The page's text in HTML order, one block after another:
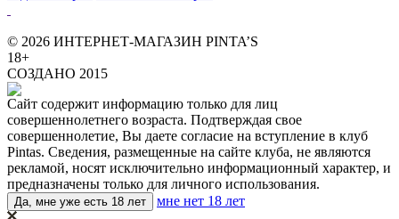
© 2026 ИНТЕРНЕТ-МАГАЗИН PINTA’S
18+
СОЗДАНО 2015
Сайт содержит информацию только для лиц
совершеннолетнего возраста. Подтверждая свое
совершеннолетие, Вы даете согласие на вступление в клуб
Pintas. Сведения, размещенные на сайте клуба, не являются
рекламой, носят исключительно информационный характер, и
предназначены только для личного использования.
Да, мне уже есть 18 лет
мне нет 18 лет